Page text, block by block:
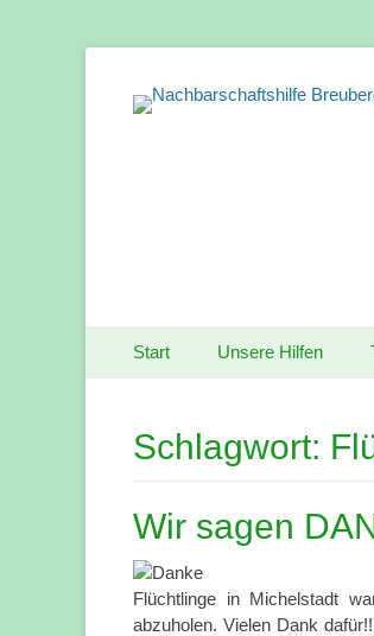
Primärmenu
zum
Start Unsere Hilfen
Schlagwort:
Wir sagen
Flüchtlinge in Michelstadt
abzuholen. Vielen Dank